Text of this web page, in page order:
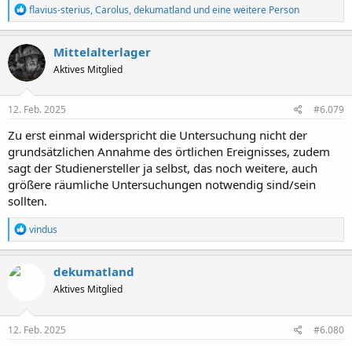
R
e
a
k
t
i
o
n
e
:
flavius-sterius,Carolus,dekumatland und eine weitere Person
Mittelalterlager
Aktives Mitglied
12. Feb. 2025 #6.079
Zu erst einmal widerspricht die Untersuchung nicht der
grundsätzlichen Annahme des örtlichen Ereignisses, zudem
sagt der Studienersteller ja selbst, das noch weitere, auch
größere räumliche Untersuchungen notwendig sind/sein
sollten.
R
e
a
n
e
vindus
dekumatland
Aktives Mitglied
12. Feb. 2025 #6.080